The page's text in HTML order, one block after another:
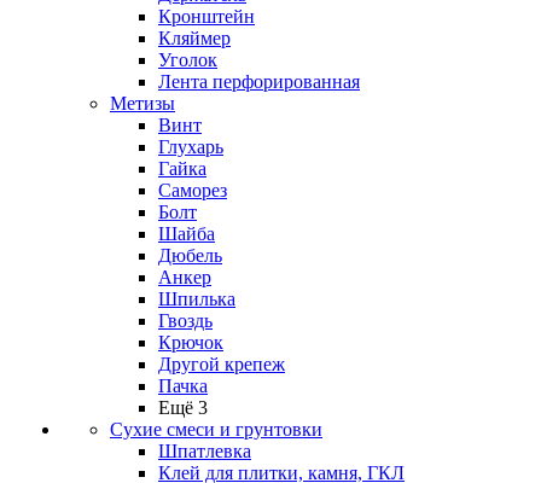
Кронштейн
Кляймер
Уголок
Лента перфорированная
Метизы
Винт
Глухарь
Гайка
Саморез
Болт
Шайба
Дюбель
Анкер
Шпилька
Гвоздь
Крючок
Другой крепеж
Пачка
Ещё 3
Сухие смеси и грунтовки
Шпатлевка
Клей для плитки, камня, ГКЛ